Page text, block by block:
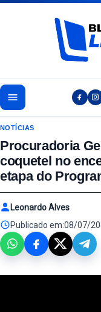
Pular para o conteúdo
NOTÍCIAS
Procuradoria
coquetel no
etapa do
Leonardo Alves
Publicado em:08/07/